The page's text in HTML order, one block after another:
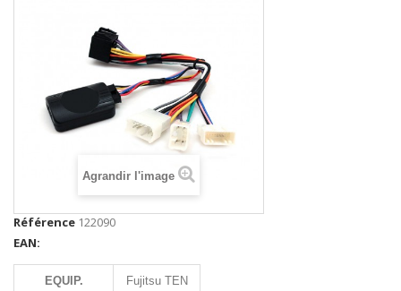
Agrandir l'image
Référence 122090
EAN:
EQUIP.
Fujitsu TEN